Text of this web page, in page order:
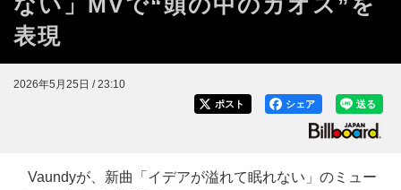
表現
2026年5月25日 / 23:10
送る
シェア
ポスト
Vaundyが、新曲「イデアが溢れて眠れない」のミュー